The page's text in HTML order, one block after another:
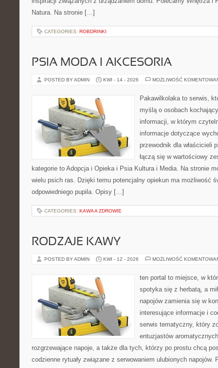
Natura. Na stronie […]
CATEGORIES: ROBDRINKI
PSIA MODA I AKCESORIA
POSTED BY ADMIN KWI - 14 - 2026 MOŻLIWOŚĆ
Pakawilkolaka to serwis,
myślą o osobach
informacji, w którym
informacje dotyczące
przewodnik dla właścicieli
łączą się w wartościowy
kategorie to Adopcja i Opieka i Psia Kultura i Media. Na stronie
wielu psich ras. Dzięki temu potencjalny opiekun ma możliwość
odpowiedniego pupila. Opisy […]
CATEGORIES: KAWA A ZDROWIE
RODZAJE KAWY
POSTED BY ADMIN KWI - 12 - 2026 MOŻLIWOŚĆ
ten portal to miejsce, w
spotyka się z herbatą, a
napojów zamienia się w
interesujące informacje i
serwis tematyczny, który
entuzjastów
rozgrzewające napoje, a także dla tych, którzy po prostu chcą
codzienne rytuały związane z serwowaniem ulubionych napojów.